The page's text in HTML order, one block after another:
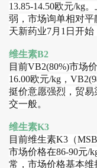
13.85-14.50欧元/kg
弱，市场询单相对平
天新药业7月1日开始
维生素B2
目前VB2(80%)市场
16.00欧元/kg，
挺价意愿强烈，贸
交一般。
维生素K3
目前维生素K3（
市场价格在86-90元/
常，市场价格基本